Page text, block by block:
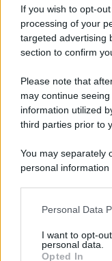
If you wish to opt-
processing of your
targeted advertising
section to confirm
Please note that
may continue
information utilized
third parties prior to
You may separately
personal information
This information
disclose it to other
Personal Data
I want to opt-
personal data.
Opted In
© 2026 - Pianeta
Registrata Al
ISCRIZIONE AL